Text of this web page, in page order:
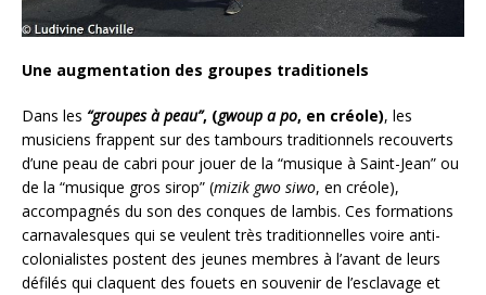
Une augmentation des groupes traditionels
Dans les “groupes à peau”, (gwoup a po, en créole), les
musiciens frappent sur des tambours traditionnels recouverts
d’une peau de cabri pour jouer de la “musique à Saint-Jean” ou
de la “musique gros sirop” (mizik gwo siwo, en créole),
accompagnés du son des conques de lambis. Ces formations
carnavalesques qui se veulent très traditionnelles voire anti-
colonialistes postent des jeunes membres à l’avant de leurs
défilés qui claquent des fouets en souvenir de l’esclavage et